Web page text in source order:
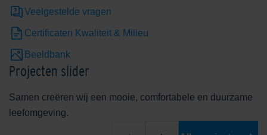
Unique Beige
Exclusieve kleuren
Veelgestelde vragen
Certificaten Kwaliteit & Milieu
Beeldbank
Projecten slider
Samen creëren wij een mooie, comfortabele en duurzame
leefomgeving.